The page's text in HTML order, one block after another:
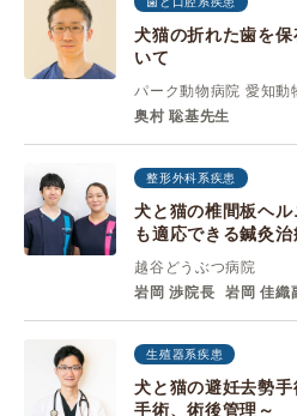
犬猫の折れた歯を
いて
パーク動物病院 愛知動
奥村 聡基先生
整形外科系疾患
犬と猫の椎間板ヘ
も適応できる鍼灸治
越谷どうぶつ病院
岩岡 渉院長
岩岡 佳織
生殖器系疾患
犬と猫の避妊去勢手
手術、術後管理～